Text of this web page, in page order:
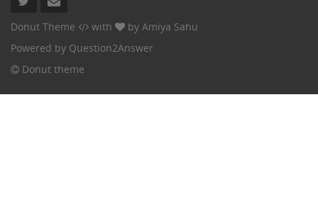
Donut Theme with by Amiya Sahu
Powered by Question2Answer
Donut theme